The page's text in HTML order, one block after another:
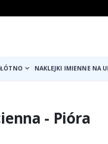
NAKLEJKI IMIENNE NA
- Pióra